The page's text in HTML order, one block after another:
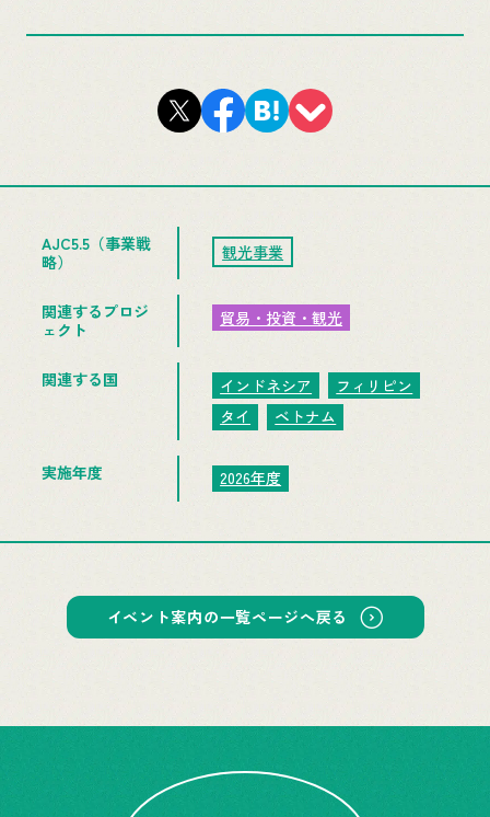
AJC5.5（事業戦
略）
観光事業
関連するプロジ
ェクト
貿易・投資・観光
関連する国 インドネシア
フィリピン
タイ
ベトナム
実施年度 2026年度
イベント案内の一覧ページへ戻る